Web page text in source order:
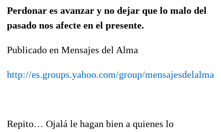
Perdonar es avanzar y no dejar que lo malo del
pasado nos afecte en el presente.
Publicado en Mensajes del Alma
http://es.groups.yahoo.com/group/mensajesdelalma
Repito… Ojalá le hagan bien a quienes lo